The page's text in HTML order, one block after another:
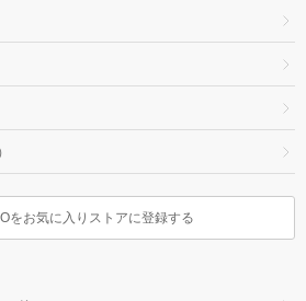
をお気に入りストアに登録する